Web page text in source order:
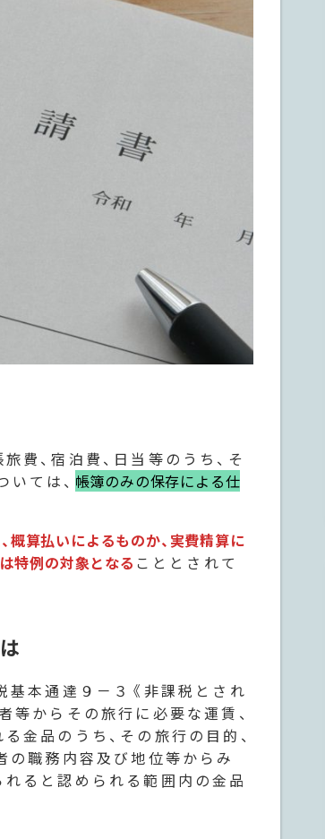
費、宿泊費、日当等のうち、そ
ては、 帳簿のみの保存による仕
概算払いによるものか、実費精算に
特例の対象となる こととされて
基本通達９－３《非課税とされ
等からその旅行に必要な運賃、
金品のうち、その旅行の目的、
の職務内容及び地位等からみ
ると認められる範囲内の金品